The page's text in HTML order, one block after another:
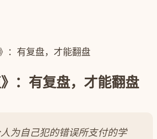
：有复盘，才能翻盘
》：有复盘，才能翻盘
为自己犯的错误所支付的学